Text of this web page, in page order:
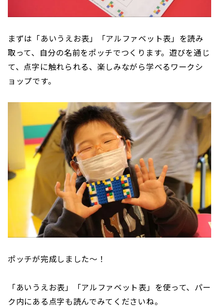
まずは「あいうえお表」「アルファベット表」を読み
取って、自分の名前をポッチでつくります。遊びを通じ
て、点字に触れられる、楽しみながら学べるワークシ
ョップです。
ポッチが完成しました〜！
「あいうえお表」「アルファベット表」を使って、パー
ク内にある点字も読んでみてくださいね。